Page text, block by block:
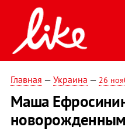
Главная — Украина — 26
Маша